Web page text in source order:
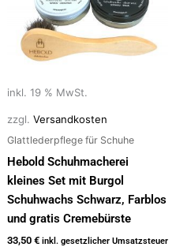
inkl. 19 % MwSt.
zzgl. Versandkosten
Glattlederpflege für Schuhe
Hebold Schuhmacherei
kleines Set mit Burgol
Schuhwachs Schwarz, Farblos
und gratis Cremebürste
33,50 € inkl. gesetzlicher Umsatzsteuer